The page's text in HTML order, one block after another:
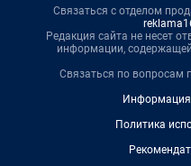
Связаться с отделом
Редакция сайта не несет
информации,
Связаться по вопросам
Информация
Политика